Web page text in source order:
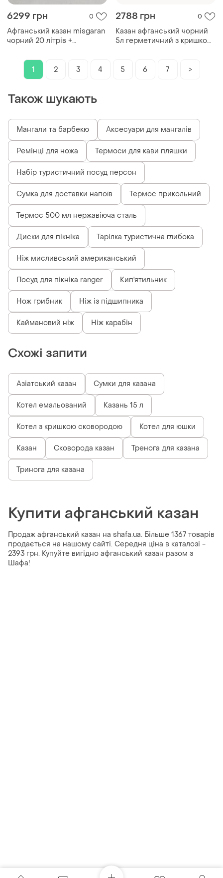
6299 грн 0
Афганський казан misgaran
чорний 20 літрів +
ополоник
2788 грн 0
Казан афганський чорний
5л герметичний з кришкою
sku_2180-05b
1 2 3 4 5 6 7 >
Також шукають
Мангали та барбекю Аксесуари для мангалів
Ремінці для ножа Термоси для кави пляшки
Набір туристичний посуд персон
Сумка для доставки напоїв Термос прикольний
Термос 500 мл нержавіюча сталь
Диски для пікніка Тарілка туристична глибока
Ніж мисливський американський
Посуд для пікніка ranger Кип'ятильник
Нож грибник Ніж із підшипника
Каймановий ніж Ніж карабін
Схожі запити
Азіатський казан Сумки для казана
Котел емальований Казань 15 л
Котел з кришкою сковородою Котел для юшки
Казан Сковорода казан Тренога для казана
Тринога для казана
Купити афганський казан
Продаж афганський казан на shafa.ua. Більше 1367 товарів
продається на нашому сайті. Середня ціна в каталозі -
2393 грн. Купуйте вигідно афганський казан разом з
Шафа!